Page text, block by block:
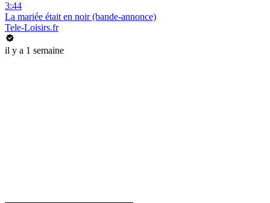
3:44
La mariée était en noir (bande-annonce)
Tele-Loisirs.fr
il y a 1 semaine